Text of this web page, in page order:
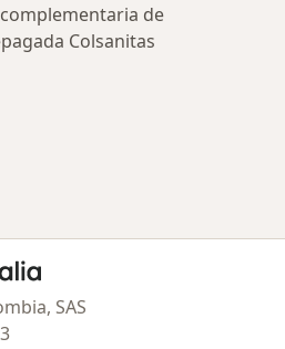
de
Colsanitas
inicio
SAS